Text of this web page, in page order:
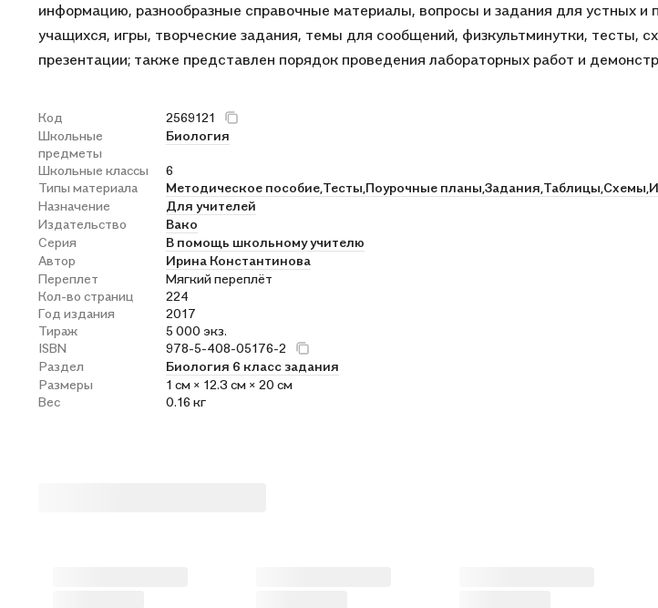
информацию, разнообразные справочные материалы, вопросы и задания для устных и
учащихся, игры, творческие задания, темы для сообщений, физкультминутки, тесты,
презентации; также представлен порядок проведения лабораторных работ и
Код
2569121
Школьные
предметы
Биология
Школьные классы
6
Типы материала
Методическое пособие, Тесты, Поурочные планы, Задания, Таблицы, Схемы,
Назначение
Для учителей
Издательство
Вако
Серия
В помощь школьному учителю
Автор
Ирина Константинова
Переплет
Мягкий переплёт
Кол-во страниц
224
Год издания
2017
Тираж
5 000 экз.
ISBN
978-5-408-05176-2
Раздел
Биология 6 класс задания
Размеры
1 см × 12.3 см × 20 см
Вес
0.16 кг